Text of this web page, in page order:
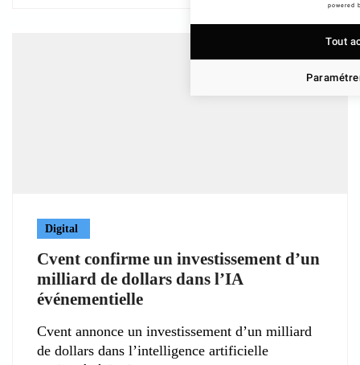
Digital
Cvent confirme un investissement d’un
milliard de dollars dans l’IA
événementielle
Cvent annonce un investissement d’un milliard
de dollars dans l’intelligence artificielle
powered
Tout